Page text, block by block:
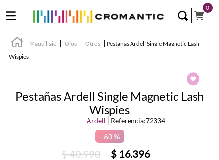
0
Maquillaje Ojos Otros
Pestañas Ardell Single Magnetic Lash
Wispies
Pestañas Ardell Single Magnetic Lash
Wispies
Ardell Referencia:72334
60 %
$40.990 $ 16.396